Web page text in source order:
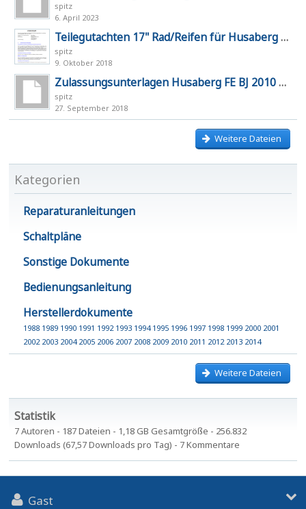
spitz
6. April 2023
Teilegutachten 17" Rad/Reifen für Husaberg FE
spitz
9. Oktober 2018
Zulassungsunterlagen Husaberg FE BJ 2010 mit
spitz
27. September 2018
Weitere Dateien
Kategorien
Reparaturanleitungen
Schaltpläne
Sonstige Dokumente
Bedienungsanleitung
Herstellerdokumente
1988 1989 1990 1991 1992 1993 1994 1995 1996 1997 1998 1999 2000 2001
2002 2003 2004 2005 2006 2007 2008 2009 2010 2011 2012 2013 2014
Weitere Dateien
Statistik
7 Autoren - 187 Dateien - 1,18 GB Gesamtgröße - 256.832
Downloads (67,57 Downloads pro Tag) - 7 Kommentare
Gast